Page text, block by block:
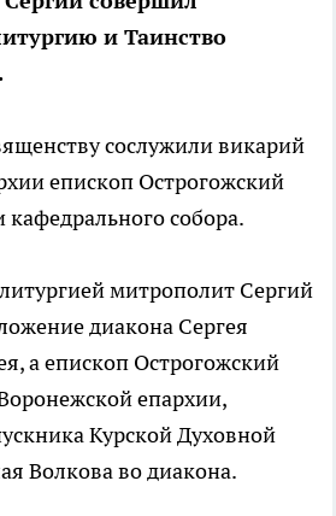
и Таинство
сослужили викарий
епископ Острогожский
собора.
митрополит Сергий
диакона Сергея
а епископ Острогожский
епархии,
Курской Духовной
Волкова во диакона.